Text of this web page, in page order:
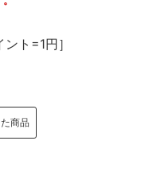
ント=1円］
商品